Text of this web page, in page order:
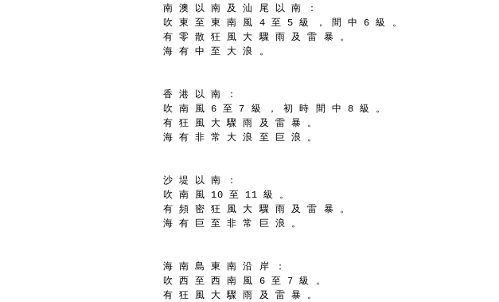
南 澳 以 南 及 汕 尾 以 南 ：
吹 東 至 東 南 風 4 至 5 級 ， 間 中 6 級 。
有 零 散 狂 風 大 驟 雨 及 雷 暴 。
海 有 中 至 大 浪 。
香 港 以 南 ：
吹 南 風 6 至 7 級 ， 初 時 間 中 8 級 。
有 狂 風 大 驟 雨 及 雷 暴 。
海 有 非 常 大 浪 至 巨 浪 。
沙 堤 以 南 ：
吹 南 風 10 至 11 級 。
有 頻 密 狂 風 大 驟 雨 及 雷 暴 。
海 有 巨 至 非 常 巨 浪 。
海 南 島 東 南 沿 岸 ：
吹 西 至 西 南 風 6 至 7 級 。
有 狂 風 大 驟 雨 及 雷 暴 。